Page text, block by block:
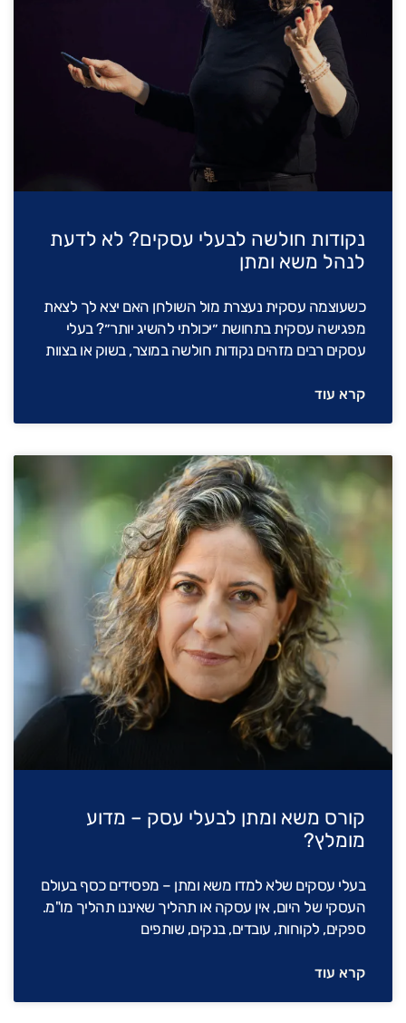
נקודות חולשה לבעלי עסקים? לא לדעת
לנהל משא ומתן
כשעוצמה עסקית נעצרת מול השולחן האם יצא לך לצאת
מפגישה עסקית בתחושת ״יכולתי להשיג יותר״? בעלי
עסקים רבים מזהים נקודות חולשה במוצר, בשוק או בצוות
קרא עוד
קורס משא ומתן לבעלי עסק – מדוע
מומלץ?
בעלי עסקים שלא למדו משא ומתן – מפסידים כסף בעולם
העסקי של היום, אין עסקה או תהליך שאיננו תהליך מו"מ.
ספקים, לקוחות, עובדים, בנקים, שותפים
קרא עוד